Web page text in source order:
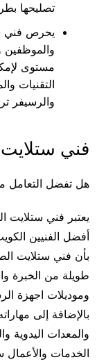
تصليحها
يحرص فني
والموظفين
مستوى
التقنيات
والرسيفر
فني
هل تفضل التعامل
يعتبر فني ستلايت
أفضل الفنيين
بأن فني ستلايت
طويلة من الخبرة
وموديلات اجهزة
بالإضافة إلى
والمعدات اليدوية
الخدمات والأعمال